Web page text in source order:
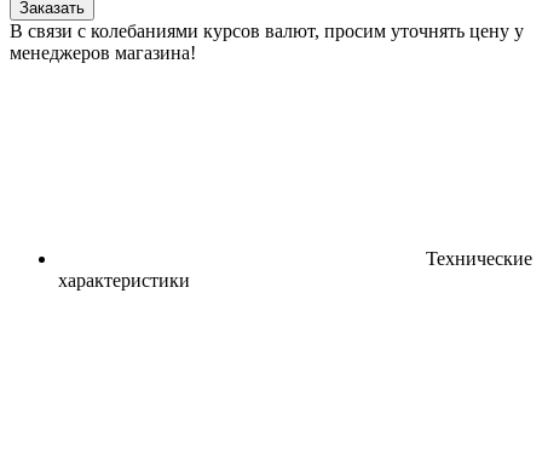
Заказать
В связи с колебаниями курсов валют, просим уточнять цену у
менеджеров магазина!
Технические
характеристики